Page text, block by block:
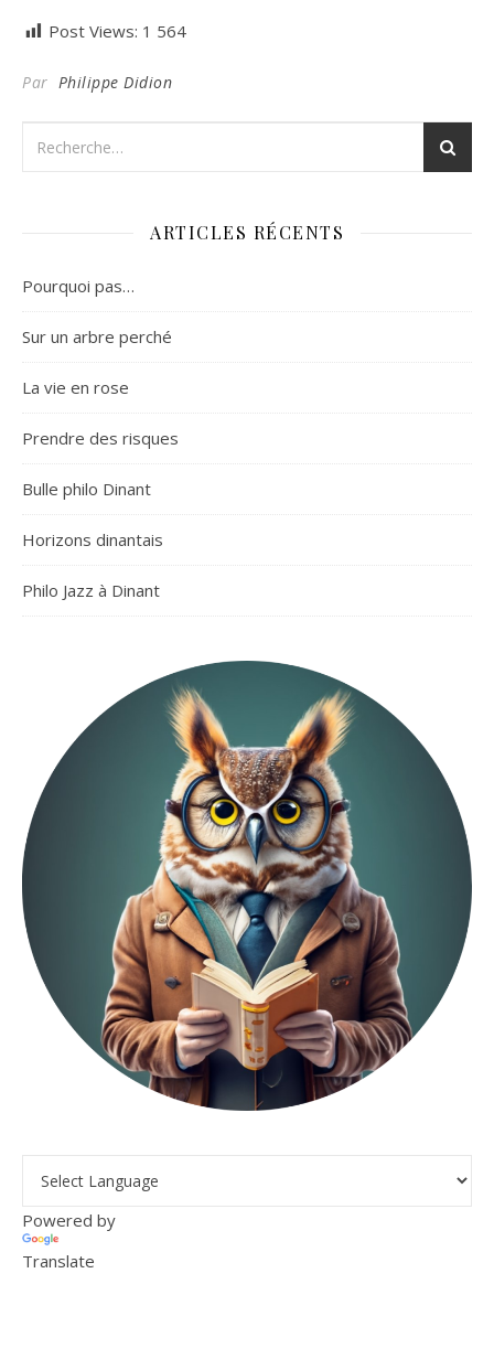
Post Views: 1 564
Par Philippe Didion
ARTICLES RÉCENTS
Pourquoi pas…
Sur un arbre perché
La vie en rose
Prendre des risques
Bulle philo Dinant
Horizons dinantais
Philo Jazz à Dinant
Powered by
Translate